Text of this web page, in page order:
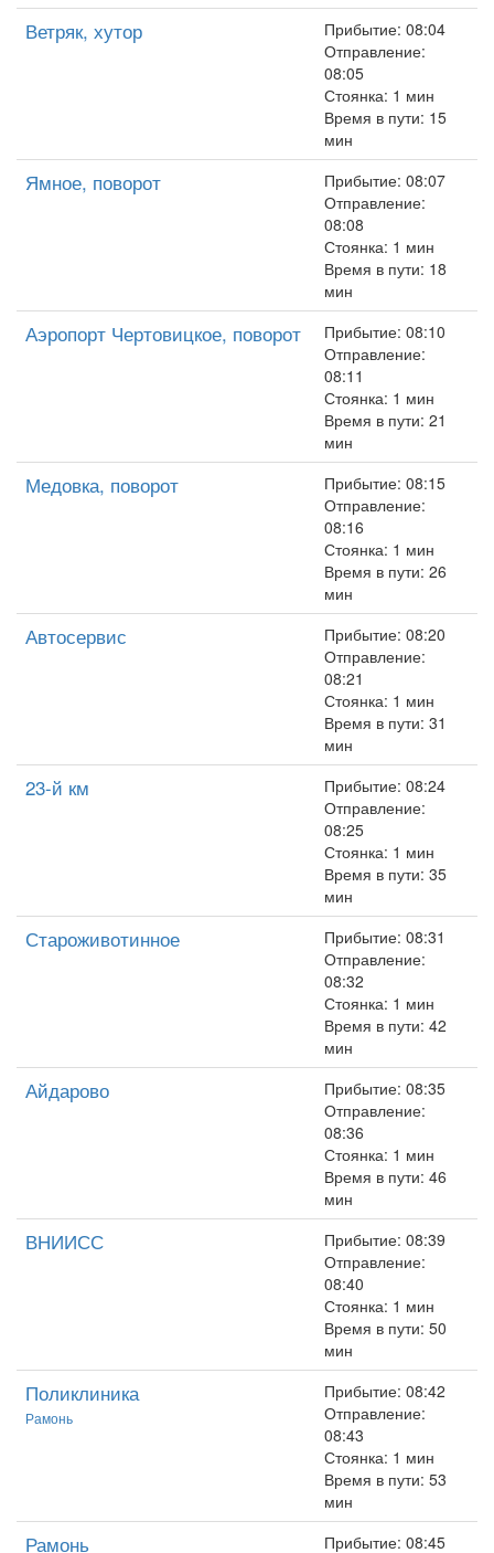
Ветряк, хутор
Прибытие: 08:04
Отправление:
08:05
Стоянка: 1 мин
Время в пути: 15
мин
Ямное, поворот
Прибытие: 08:07
Отправление:
08:08
Стоянка: 1 мин
Время в пути: 18
мин
Аэропорт Чертовицкое, поворот
Прибытие: 08:10
Отправление:
08:11
Стоянка: 1 мин
Время в пути: 21
мин
Медовка, поворот
Прибытие: 08:15
Отправление:
08:16
Стоянка: 1 мин
Время в пути: 26
мин
Автосервис
Прибытие: 08:20
Отправление:
08:21
Стоянка: 1 мин
Время в пути: 31
мин
23-й км
Прибытие: 08:24
Отправление:
08:25
Стоянка: 1 мин
Время в пути: 35
мин
Староживотинное
Прибытие: 08:31
Отправление:
08:32
Стоянка: 1 мин
Время в пути: 42
мин
Айдарово
Прибытие: 08:35
Отправление:
08:36
Стоянка: 1 мин
Время в пути: 46
мин
ВНИИСС
Прибытие: 08:39
Отправление:
08:40
Стоянка: 1 мин
Время в пути: 50
мин
Поликлиника
Рамонь
Прибытие: 08:42
Отправление:
08:43
Стоянка: 1 мин
Время в пути: 53
мин
Рамонь Прибытие: 08:45